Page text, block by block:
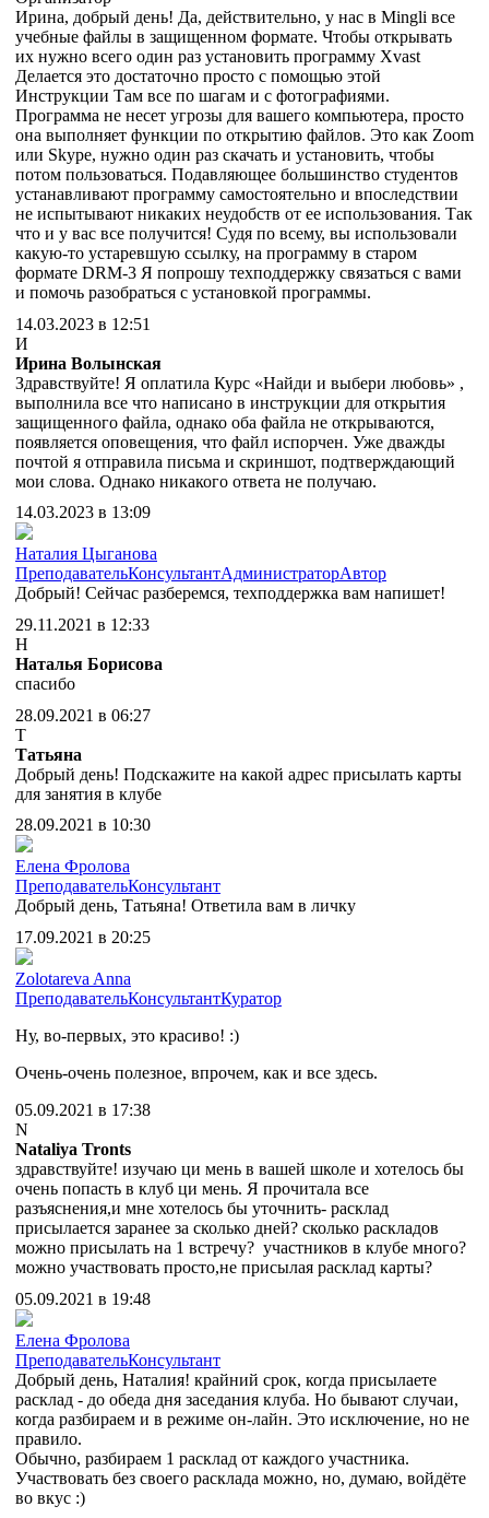
Ирина, добрый день! Да, действительно, у нас в Mingli все
учебные файлы в защищенном формате. Чтобы открывать
их нужно всего один раз установить программу Xvast
Делается это достаточно просто с помощью этой
Инструкции Там все по шагам и с фотографиями.
Программа не несет угрозы для вашего компьютера, просто
она выполняет функции по открытию файлов. Это как Zoom
или Skype, нужно один раз скачать и установить, чтобы
потом пользоваться. Подавляющее большинство студентов
устанавливают программу самостоятельно и впоследствии
не испытывают никаких неудобств от ее использования. Так
что и у вас все получится! Судя по всему, вы использовали
какую-то устаревшую ссылку, на программу в старом
формате DRM-3 Я попрошу техподдержку связаться с вами
и помочь разобраться с установкой программы.
14.03.2023 в 12:51
И
Ирина Волынская
Здравствуйте! Я оплатила Курс «Найди и выбери любовь» ,
выполнила все что написано в инструкции для открытия
защищенного файла, однако оба файла не открываются,
появляется оповещения, что файл испорчен. Уже дважды
почтой я отправила письма и скриншот, подтверждающий
мои слова. Однако никакого ответа не получаю.
14.03.2023 в 13:09
Наталия Цыганова
ПреподавательКонсультантАдминистраторАвтор
Добрый! Сейчас разберемся, техподдержка вам напишет!
29.11.2021 в 12:33
Н
Наталья Борисова
спасибо
28.09.2021 в 06:27
Т
Татьяна
Добрый день! Подскажите на какой адрес присылать карты
для занятия в клубе
28.09.2021 в 10:30
Елена Фролова
ПреподавательКонсультант
Добрый день, Татьяна! Ответила вам в личку
17.09.2021 в 20:25
Zolotareva Anna
ПреподавательКонсультантКуратор
Ну, во-первых, это красиво! :)
Очень-очень полезное, впрочем, как и все здесь.
05.09.2021 в 17:38
N
Nataliya Tronts
здравствуйте! изучаю ци мень в вашей школе и хотелось бы
очень попасть в клуб ци мень. Я прочитала все
разъяснения,и мне хотелось бы уточнить- расклад
присылается заранее за сколько дней? сколько раскладов
можно присылать на 1 встречу? участников в клубе много?
можно участвовать просто,не присылая расклад карты?
05.09.2021 в 19:48
Елена Фролова
ПреподавательКонсультант
Добрый день, Наталия! крайний срок, когда присылаете
расклад - до обеда дня заседания клуба. Но бывают случаи,
когда разбираем и в режиме он-лайн. Это исключение, но не
правило.
Обычно, разбираем 1 расклад от каждого участника.
Участвовать без своего расклада можно, но, думаю, войдёте
во вкус :)